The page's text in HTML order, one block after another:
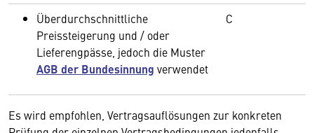
Überdurchschnittliche
Preissteigerung und / oder
Lieferengpässe, jedoch die Muster
AGB der Bundesinnung verwendet
C
Es wird empfohlen, Vertragsauflösungen zur konkreten